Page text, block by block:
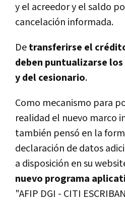
y el acreedor y el saldo
cancelación informada.
Detransferirse el
deben puntualizarse
y del cesionario.
Como mecanismo para
realidad el nuevo marco
también pensó en la
declaración de datos
a disposición en su
nuevo programa
"AFIP DGI - CITI